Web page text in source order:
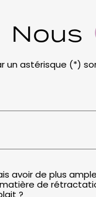
Nous
un astérisque (*)